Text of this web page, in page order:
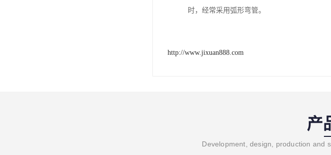
时，经常采用弧形弯管。
http://www.jixuan888.com
产
Development, design, production and